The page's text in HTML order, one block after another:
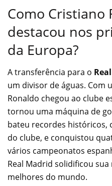
Como Cristiano
destacou nos
da Europa?
A transferência para o
um divisor de águas. Com
Ronaldo chegou ao clube
tornou uma máquina de
bateu recordes
do clube, e conquistou
vários campeonatos
Real Madrid solidificou
melhores do mundo.